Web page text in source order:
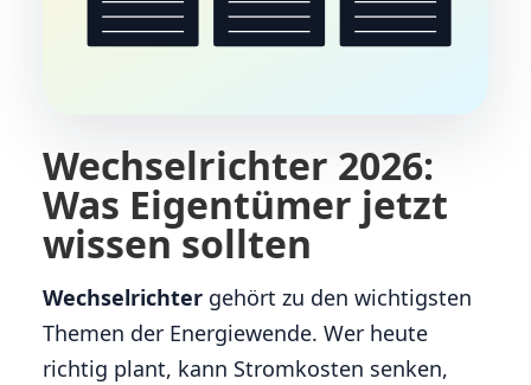
Wechselrichter 2026:
Was Eigentümer jetzt
wissen sollten
Wechselrichter gehört zu den wichtigsten
Themen der Energiewende. Wer heute
richtig plant, kann Stromkosten senken,